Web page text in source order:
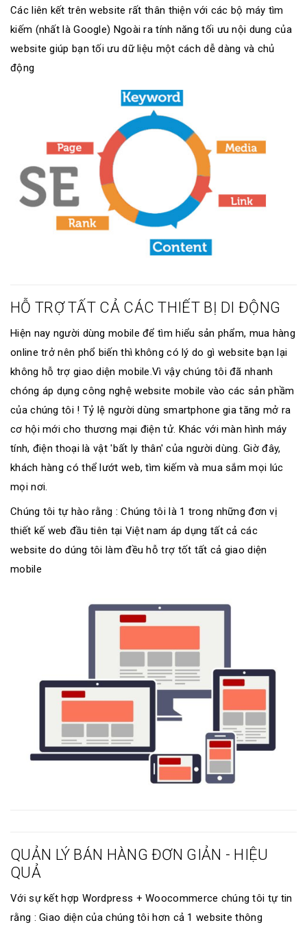
Các liên kết trên website rất thân thiện với các bộ máy tìm
kiếm (nhất là Google) Ngoài ra tính năng tối ưu nội dung của
website giúp bạn tối ưu dữ liệu một cách dễ dàng và chủ
động
HỖ TRỢ TẤT CẢ CÁC THIẾT BỊ DI ĐỘNG
Hiện nay người dùng mobile để tìm hiểu sản phẩm, mua hàng
online trở nên phổ biến thì không có lý do gì website bạn lại
không hỗ trợ giao diện mobile.Vì vậy chúng tôi đã nhanh
chóng áp dụng công nghệ website mobile vào các sản phầm
của chúng tôi ! Tỷ lệ người dùng smartphone gia tăng mở ra
cơ hội mới cho thương mại điện tử. Khác với màn hình máy
tính, điện thoại là vật 'bất ly thân' của người dùng. Giờ đây,
khách hàng có thể lướt web, tìm kiếm và mua sắm mọi lúc
mọi nơi.
Chúng tôi tự hào rằng : Chúng tôi là 1 trong những đơn vị
thiết kế web đầu tiên tại Việt nam áp dụng tất cả các
website do dúng tôi làm đều hỗ trợ tốt tất cả giao diện
mobile
QUẢN LÝ BÁN HÀNG ĐƠN GIẢN - HIỆU
QUẢ
Với sự kết hợp Wordpress + Woocommerce chúng tôi tự tin
rằng : Giao diện của chúng tôi hơn cả 1 website thông